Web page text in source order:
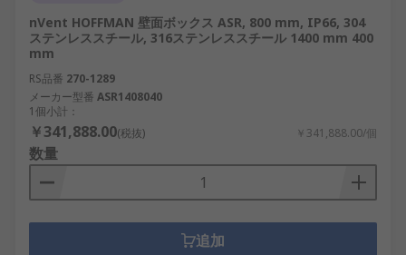
nVent HOFFMAN 壁面ボックス ASR, 800 mm, IP66, 304
ステンレススチール, 316ステンレススチール 1400 mm 400
mm
RS品番 270-1289
メーカー型番 ASR1408040
1個小計：
￥341,888.00(税抜) ￥341,888.00/個
数量
追加